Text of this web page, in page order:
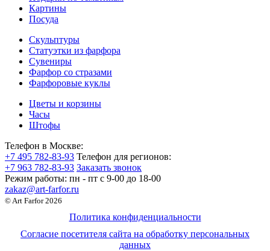
Картины
Посуда
Скульптуры
Статуэтки из фарфора
Сувениры
Фарфор со стразами
Фарфоровые куклы
Цветы и корзины
Часы
Штофы
Телефон в Москве:
+7 495 782-83-93 Телефон для регионов:
+7 963 782-83-93 Заказать звонок
Режим работы: пн - пт c 9-00 до 18-00
zakaz@art-farfor.ru
© Art Farfor 2026
Политика конфиденциальности
Согласие посетителя сайта на обработку персональных
данных